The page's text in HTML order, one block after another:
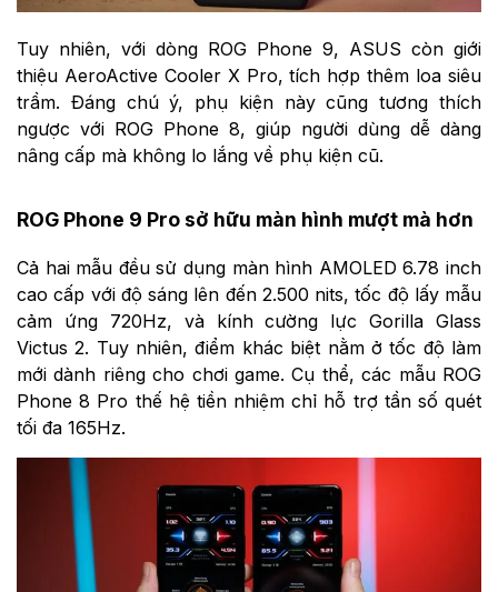
Tuy nhiên, với dòng ROG Phone 9, ASUS còn giới
thiệu AeroActive Cooler X Pro, tích hợp thêm loa siêu
trầm. Đáng chú ý, phụ kiện này cũng tương thích
ngược với ROG Phone 8, giúp người dùng dễ dàng
nâng cấp mà không lo lắng về phụ kiện cũ.
ROG Phone 9 Pro sở hữu màn hình mượt mà hơn
Cả hai mẫu đều sử dụng màn hình AMOLED 6.78 inch
cao cấp với độ sáng lên đến 2.500 nits, tốc độ lấy mẫu
cảm ứng 720Hz, và kính cường lực Gorilla Glass
Victus 2. Tuy nhiên, điểm khác biệt nằm ở tốc độ làm
mới dành riêng cho chơi game. Cụ thể, các mẫu ROG
Phone 8 Pro thế hệ tiền nhiệm chỉ hỗ trợ tần số quét
tối đa 165Hz.